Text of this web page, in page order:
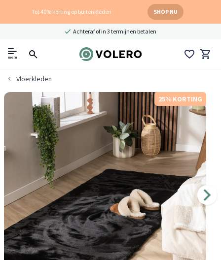
Tot 40% korting op buitenkleden SHOP NU
Achteraf of in 3 termijnen betalen
menu
Vloerkleden
25% KORTING